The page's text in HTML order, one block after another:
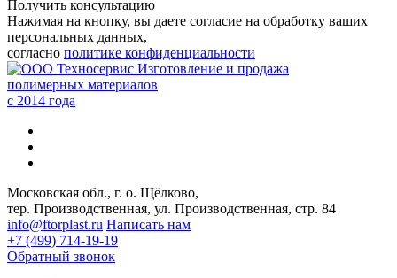
Получить консультацию
Нажимая на кнопку, вы даете согласие на обработку ваших
персональных данных,
согласно политике конфиденциальности
Изготовление и продажа
полимерных материалов
c 2014 года
Московская обл., г. о. Щёлково,
тер. Производственная, ул. Производственная, стр. 84
info@ftorplast.ru Написать нам
+7 (499) 714-19-19
Обратный звонок